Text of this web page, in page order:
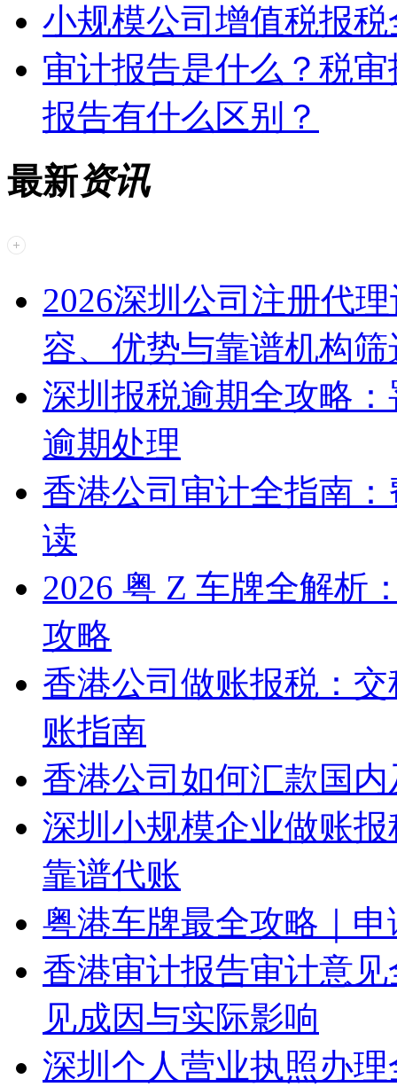
小规模公司增值税报
审计报告是什么？税
报告有什么区别？
最新资讯
2026深圳公司注册代
容、优势与靠谱机构筛
深圳报税逾期全攻略
逾期处理
香港公司审计全指南
读
2026 粤 Z 车牌全解析
攻略
香港公司做账报税：
账指南
香港公司如何汇款国
深圳小规模企业做账
靠谱代账
粤港车牌最全攻略｜
香港审计报告审计意
见成因与实际影响
深圳个人营业执照办